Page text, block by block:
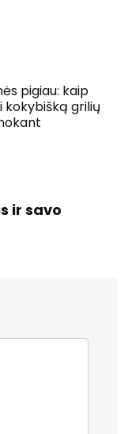
pigiau: kaip
kokybišką grilių
ir savo